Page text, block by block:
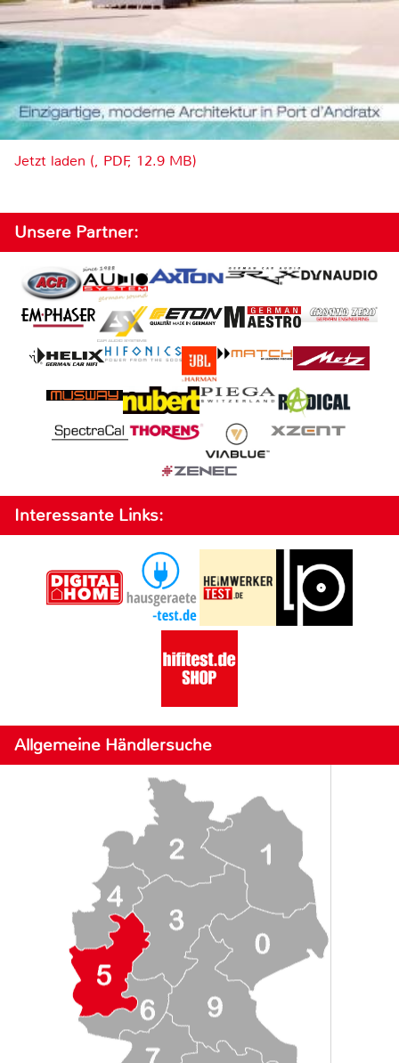
Jetzt laden (, PDF, 12.9 MB)
Unsere Partner:
Interessante Links:
Allgemeine Händlersuche